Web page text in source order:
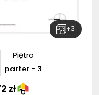
+3
Piętro
parter - 3
zł